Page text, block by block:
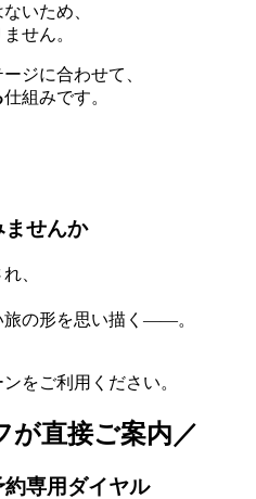
いため、
せん。
ジに合わせて、
仕組みです。
ませんか
、
旅の形を思い描く——。
をご利用ください。
が直接ご案内／
専用ダイヤル